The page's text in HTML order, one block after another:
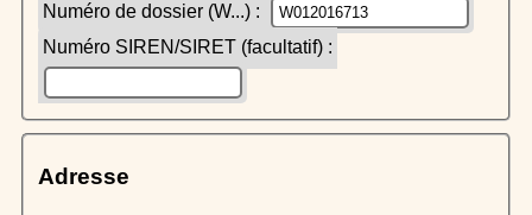
Numéro de dossier (W...) :
Numéro SIREN/SIRET (facultatif) :
Adresse